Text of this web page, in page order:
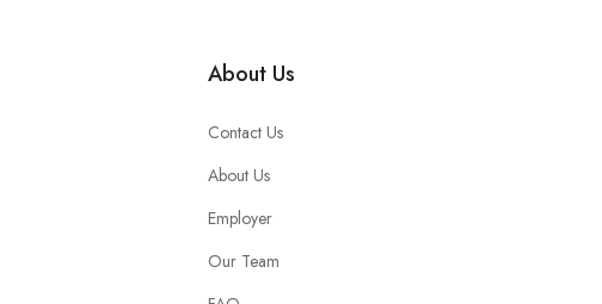
About Us
Contact Us
About Us
Employer
Our Team